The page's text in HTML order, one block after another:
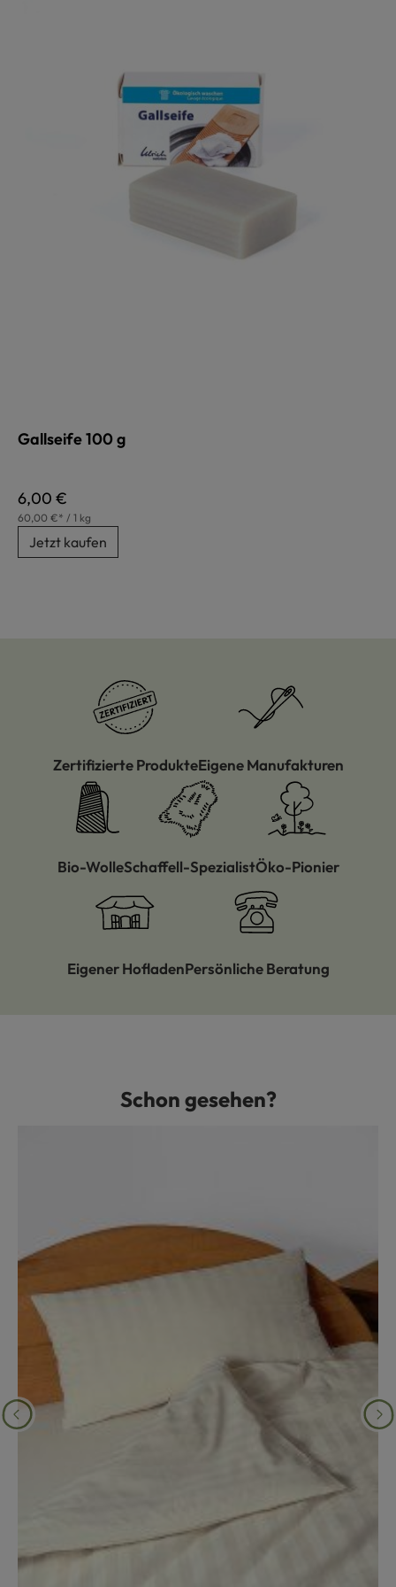
Gallseife 100 g
Regulärer Preis:
6,00 €
60,00 €* / 1 kg
Jetzt kaufen
Zertifizierte ProdukteEigene Manufakturen
Bio-WolleSchaffell-SpezialistÖko-Pionier
Eigener HofladenPersönliche Beratung
Produktgalerie überspringenSchon gesehen?